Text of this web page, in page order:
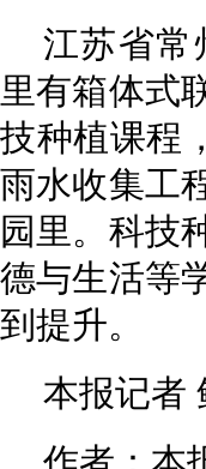
江苏省常
里有箱体式
技种植课程
雨水收集工
园里。科技
德与生活等
到提升。
本报记者